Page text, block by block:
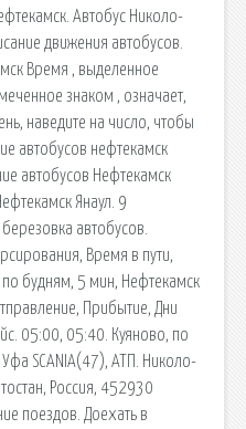
Автобус Николо-
движения автобусов.
Время , выделенное
знаком , означает,
наведите на число, чтобы
автобусов нефтекамск
автобусов Нефтекамск
Янаул. 9
автобусов.
Время в пути,
будням, 5 мин, Нефтекамск
Прибытие, Дни
05:00, 05:40. Куяново, по
SСANIA(47), АТП. Николо-
Россия, 452930
поездов. Доехать в